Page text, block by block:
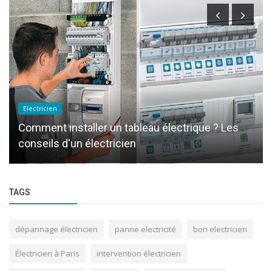
électrique ? Les Electricien
Comment devenir Electricien
TAGS
dépannage électricien panne electricité bon electricien
Électricien à Paris intervention électricien